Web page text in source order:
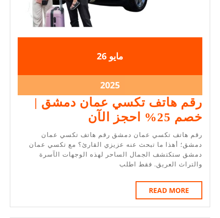
مايو 2025-
26
26
2025-
2025
2025-
05-
26
رقم هاتف تكسي عمان دمشق |
خصم 25% احجز الآن
هاتف
تكسي
عمان
خصم
رقم هاتف تكسي عمان دمشق رقم هاتف تكسي عمان
دمشق؛ أهذا ما تبحث عنه عزيزي القارئ؟ مع تكسي عمان
دمشق ستكتشف الجمال الساحر لهذه الوجهات الآسرة
والتراث العريق. فقط اطلب
READ MORE
MORE